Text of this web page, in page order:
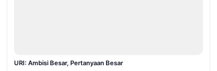
URI: Ambisi Besar, Pertanyaan Besar